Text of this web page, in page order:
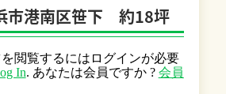
市港南区笹下 約18坪
閲覧するにはログインが必要
In. あなたは会員ですか ? 会員